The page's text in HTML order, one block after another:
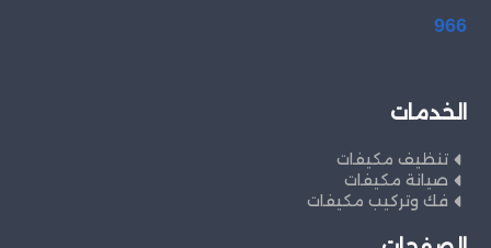
966
الخدمات
تنظيف مكيفات
صيانة مكيفات
فك وتركيب مكيفات